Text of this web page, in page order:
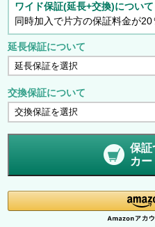
ワイド保証(延長+交換)について
同時加入で片方の保証料金が20
延長保証について
交換保証について
保証
カ